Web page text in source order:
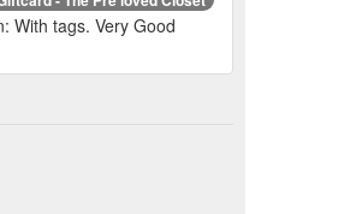
With tags. Very Good